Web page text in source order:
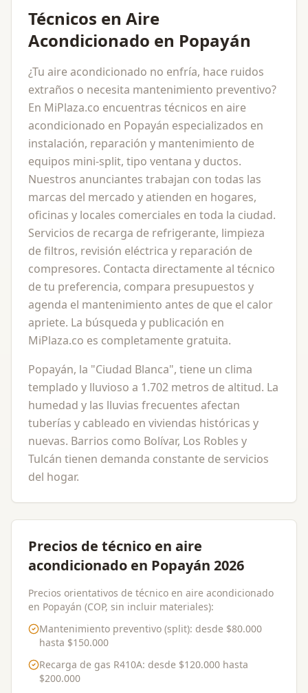
Técnicos en Aire
Acondicionado en Popayán
¿Tu aire acondicionado no enfría, hace ruidos
extraños o necesita mantenimiento preventivo?
En MiPlaza.co encuentras técnicos en aire
acondicionado en Popayán especializados en
instalación, reparación y mantenimiento de
equipos mini-split, tipo ventana y ductos.
Nuestros anunciantes trabajan con todas las
marcas del mercado y atienden en hogares,
oficinas y locales comerciales en toda la ciudad.
Servicios de recarga de refrigerante, limpieza
de filtros, revisión eléctrica y reparación de
compresores. Contacta directamente al técnico
de tu preferencia, compara presupuestos y
agenda el mantenimiento antes de que el calor
apriete. La búsqueda y publicación en
MiPlaza.co es completamente gratuita.
Popayán, la "Ciudad Blanca", tiene un clima
templado y lluvioso a 1.702 metros de altitud. La
humedad y las lluvias frecuentes afectan
tuberías y cableado en viviendas históricas y
nuevas. Barrios como Bolívar, Los Robles y
Tulcán tienen demanda constante de servicios
del hogar.
Precios de técnico en aire
acondicionado en Popayán 2026
Precios orientativos de técnico en aire acondicionado
en Popayán (COP, sin incluir materiales):
Mantenimiento preventivo (split): desde $80.000
hasta $150.000
Recarga de gas R410A: desde $120.000 hasta
$200.000